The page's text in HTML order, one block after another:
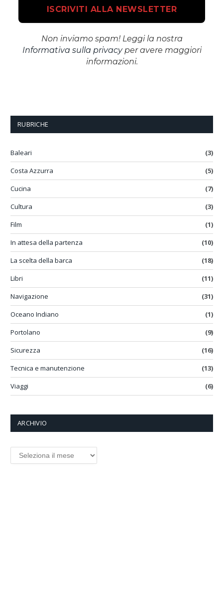
Non inviamo spam! Leggi la nostra
Informativa sulla privacyper avere maggiori
informazioni.
RUBRICHE
Baleari
(3)
Costa Azzurra
(5)
Cucina
(7)
Cultura
(3)
Film
(1)
In attesa della partenza
(10)
La scelta della barca
(18)
Libri
(11)
Navigazione
(31)
Oceano Indiano
(1)
Portolano
(9)
Sicurezza
(16)
Tecnica e manutenzione
(13)
Viaggi
(6)
ARCHIVIO
ARCHIVIO